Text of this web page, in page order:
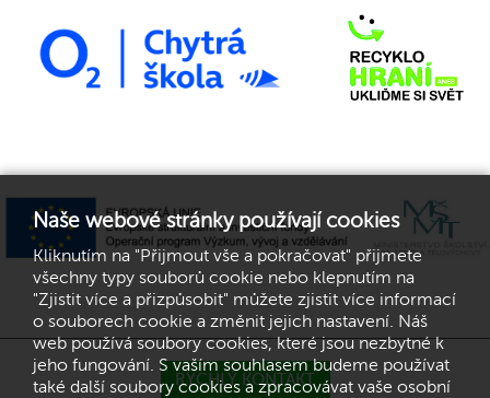
RYCHLÝ KONTAKT
Naše webové stránky používají cookies
Kliknutím na "Přijmout vše a pokračovat" přijmete
všechny typy souborů cookie nebo klepnutím na
"Zjistit více a přizpůsobit" můžete zjistit více informací
o souborech cookie a změnit jejich nastavení. Náš
web používá soubory cookies, které jsou nezbytné k
jeho fungování. S vaším souhlasem budeme používat
také další soubory cookies a zpracovávat vaše osobní